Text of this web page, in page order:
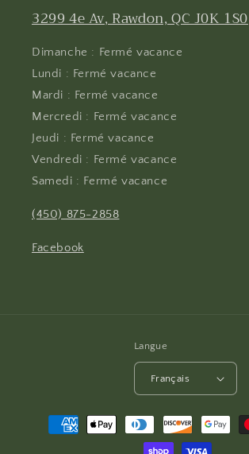
3299 4e Av, Rawdon, QC J0K 1S0
Dimanche : Fermé vacance
Lundi : Fermé vacance
Mardi : Fermé vacance
Mercredi : Fermé vacance
Jeudi : Fermé vacance
Vendredi : Fermé vacance
Samedi : Fermé vacance
(450) 875-2858
Facebook
Langue
Français
Moyens